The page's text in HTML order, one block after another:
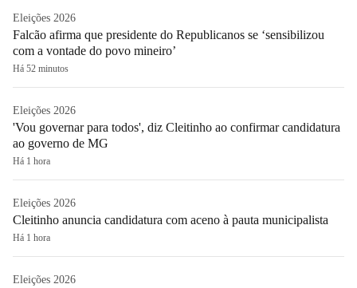
Eleições 2026
Falcão afirma que presidente do Republicanos se ‘sensibilizou
com a vontade do povo mineiro’
Há 52 minutos
Eleições 2026
'Vou governar para todos', diz Cleitinho ao confirmar candidatura
ao governo de MG
Há 1 hora
Eleições 2026
Cleitinho anuncia candidatura com aceno à pauta municipalista
Há 1 hora
Eleições 2026